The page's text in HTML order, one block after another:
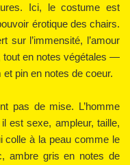
Ici, le costume est
érotique des chairs.
sur l’immensité, l’amour
tout en notes végétales —
pin en notes de coeur.
pas de mise. L’homme
est sexe, ampleur, taille,
colle à la peau comme le
ambre gris en notes de